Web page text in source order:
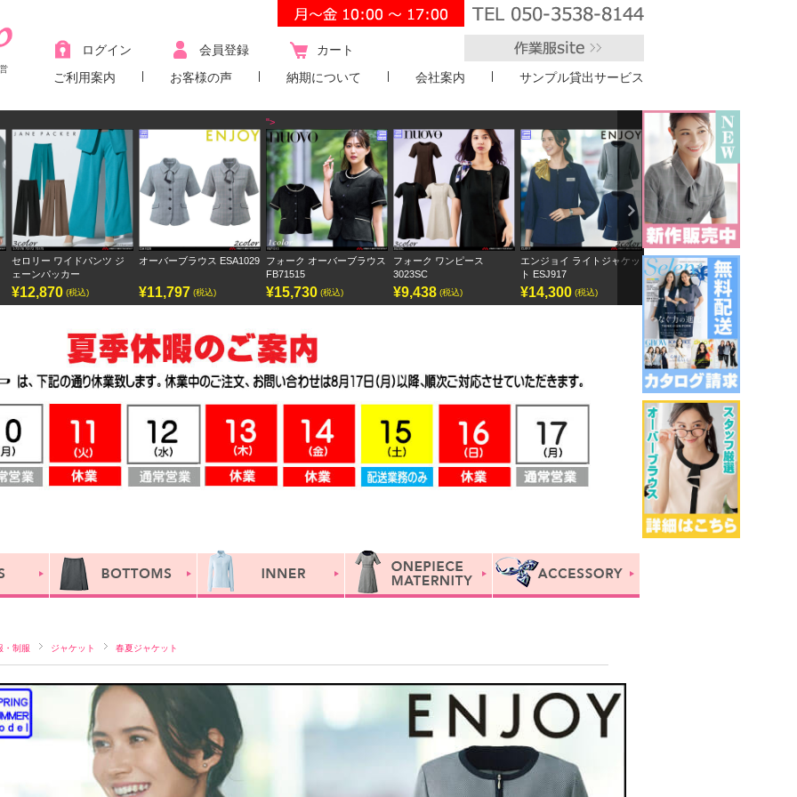
ログイン 会員登録
カート
ご利用案内
お客様の声 納期について 会社案内 サンプル貸出サービス
ワイドパンツ ジ
ッカー
(税込)
オーバーブラウス ESA1029
¥11,797 (税込)
フォーク オーバーブラウス
¥15,730 (税込)
フォーク ワンピース
¥9,438 (税込)
エンジョイ ライトジャケッ
ト ESJ917
¥14,300 (税込)
ボンオフィス キュロット
¥9,295 (税込)
半袖オーバー
Next
・制服 ジャケット 春夏ジャケット